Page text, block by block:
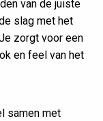
van de juiste
slag met het
zorgt voor een
en feel van het
samen met